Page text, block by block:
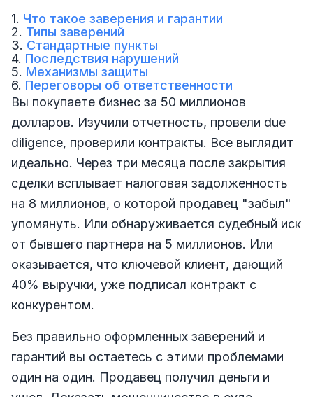
1. Что такое заверения и гарантии
2. Типы заверений
3. Стандартные пункты
4. Последствия нарушений
5. Механизмы защиты
6. Переговоры об ответственности
Вы покупаете бизнес за 50 миллионов
долларов. Изучили отчетность, провели due
diligence, проверили контракты. Все выглядит
идеально. Через три месяца после закрытия
сделки всплывает налоговая задолженность
на 8 миллионов, о которой продавец "забыл"
упомянуть. Или обнаруживается судебный иск
от бывшего партнера на 5 миллионов. Или
оказывается, что ключевой клиент, дающий
40% выручки, уже подписал контракт с
конкурентом.
Без правильно оформленных заверений и
гарантий вы остаетесь с этими проблемами
один на один. Продавец получил деньги и